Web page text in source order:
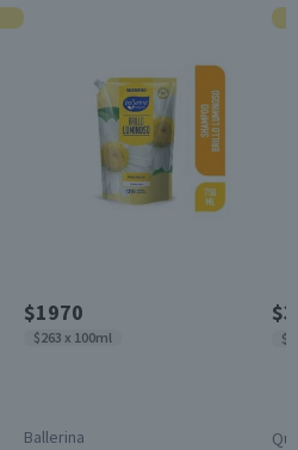
$1970
$263 x 100ml
Ballerina